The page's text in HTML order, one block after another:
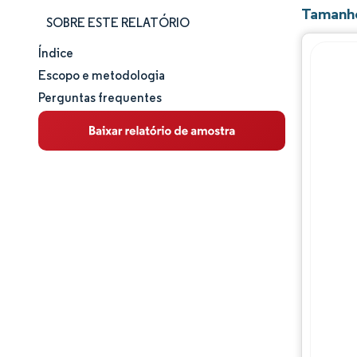
SOBRE ESTE RELATÓRIO
Tamanho e participação de mercado
Análise de mercado
Tendências e insights
Índice
Escopo e metodologia
Perguntas frequentes